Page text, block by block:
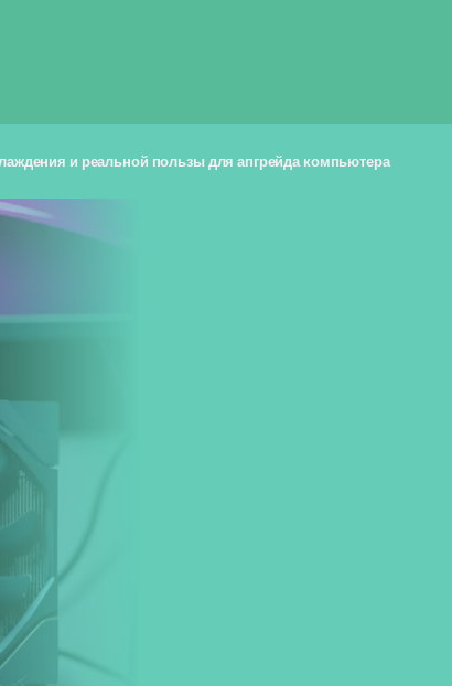
и реальной пользы для апгрейда компьютера